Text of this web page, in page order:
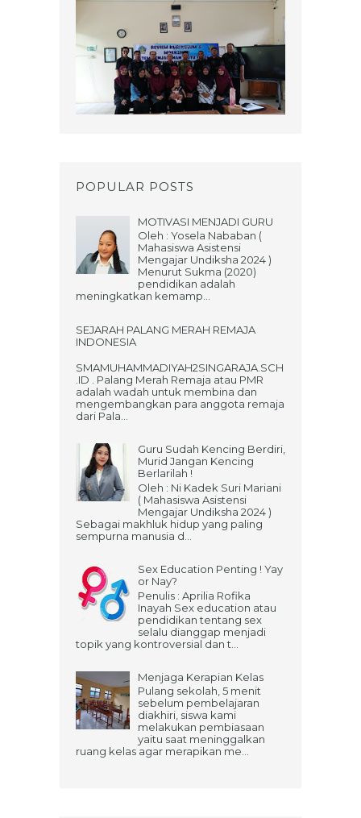
POPULAR POSTS
MOTIVASI MENJADI GURU
Oleh : Yosela Nababan (
Mahasiswa Asistensi
Mengajar Undiksha 2024 )
Menurut Sukma (2020)
pendidikan adalah
meningkatkan kemamp...
SEJARAH PALANG MERAH REMAJA
INDONESIA
SMAMUHAMMADIYAH2SINGARAJA.SCH
.ID . Palang Merah Remaja atau PMR
adalah wadah untuk membina dan
mengembangkan para anggota remaja
dari Pala...
Guru Sudah Kencing Berdiri,
Murid Jangan Kencing
Berlarilah !
Oleh : Ni Kadek Suri Mariani
( Mahasiswa Asistensi
Mengajar Undiksha 2024 )
Sebagai makhluk hidup yang paling
sempurna manusia d...
Sex Education Penting ! Yay
or Nay?
Penulis : Aprilia Rofika
Inayah Sex education atau
pendidikan tentang sex
selalu dianggap menjadi
topik yang kontroversial dan t...
Menjaga Kerapian Kelas
Pulang sekolah, 5 menit
sebelum pembelajaran
diakhiri, siswa kami
melakukan pembiasaan
yaitu saat meninggalkan
ruang kelas agar merapikan me...